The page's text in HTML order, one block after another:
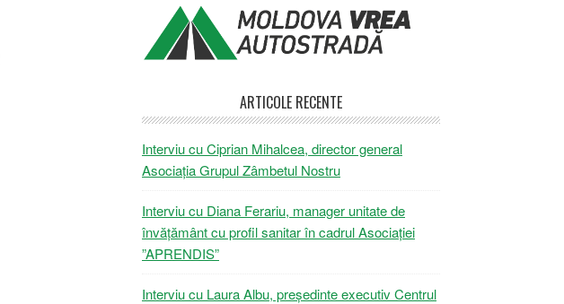
ARTICOLE RECENTE
Interviu cu Ciprian Mihalcea, director general
Asociația Grupul Zâmbetul Nostru
Interviu cu Diana Ferariu, manager unitate de
învățământ cu profil sanitar în cadrul Asociației
”APRENDIS”
Interviu cu Laura Albu, președinte executiv Centrul